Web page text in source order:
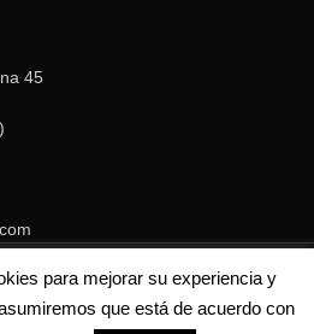
45
para mejorar su experiencia y
que está de acuerdo con